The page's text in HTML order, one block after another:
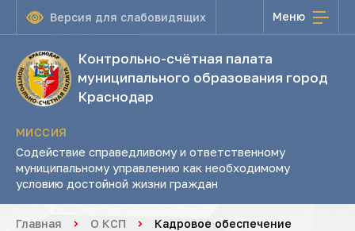
Версия для слабовидящих Меню
Контрольно-счётная палата
муниципального образования город
Краснодар
МИССИЯ
Содействие справедливому и ответственному
муниципальному управлению как необходимому
условию достойной жизни граждан
Главная О КСП Кадровое обеспечение